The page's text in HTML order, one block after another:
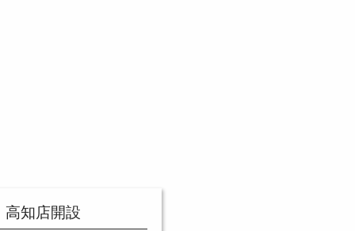
高知店開設